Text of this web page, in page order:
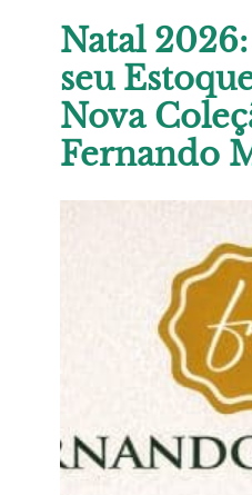
Natal
seu
Nova
Fernando